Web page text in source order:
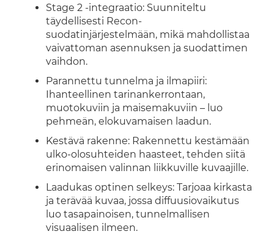
Stage 2 -integraatio: Suunniteltu
täydellisesti Recon-
suodatinjärjestelmään, mikä mahdollistaa
vaivattoman asennuksen ja suodattimen
vaihdon.
Parannettu tunnelma ja ilmapiiri:
Ihanteellinen tarinankerrontaan,
muotokuviin ja maisemakuviin – luo
pehmeän, elokuvamaisen laadun.
Kestävä rakenne: Rakennettu kestämään
ulko-olosuhteiden haasteet, tehden siitä
erinomaisen valinnan liikkuville kuvaajille.
Laadukas optinen selkeys: Tarjoaa kirkasta
ja terävää kuvaa, jossa diffuusiovaikutus
luo tasapainoisen, tunnelmallisen
visuaalisen ilmeen.